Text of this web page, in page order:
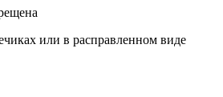
или в расправленном виде